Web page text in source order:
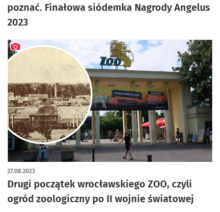
poznać. Finałowa siódemka Nagrody Angelus
2023
Drugi początek wrocławskiego ZOO, czyli
ogród zoologiczny po II wojnie światowej
27.08.2023
artykuł z galerią zdjęć